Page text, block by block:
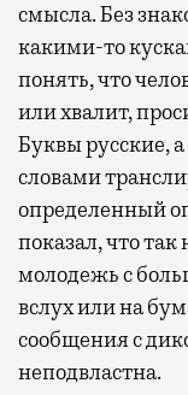
смысла. Без
какими-то
понять, что
или хвалит,
Буквы русские,
словами
определенный
показал, что
молодежь с
вслух или на
сообщения с
неподвластна.